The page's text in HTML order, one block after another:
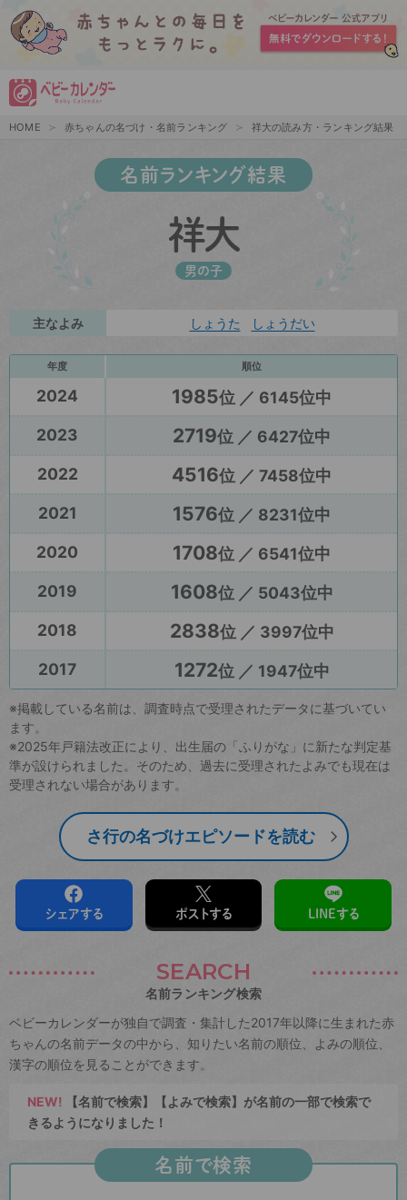
HOME 赤ちゃんの名づけ・名前ランキング 祥大の読み方・ランキング結果
名前ランキング結果
祥大
男の子
主なよみ しょうた しょうだい
年度 順位
2024 1985位 ／ 6145位中
2023
2719位 ／ 6427位中
2022
4516位 ／ 7458位中
2021
1576位 ／ 8231位中
2020
1708位 ／ 6541位中
2019
1608位 ／ 5043位中
2018
2838位 ／ 3997位中
2017
1272位 ／ 1947位中
※掲載している名前は、調査時点で受理されたデータに基づいてい
ます。
※2025年戸籍法改正により、出生届の「ふりがな」に新たな判定基
準が設けられました。そのため、過去に受理されたよみでも現在は
受理されない場合があります。
さ行の名づけエピソードを読む
シェアする ポストする LINEする
SEARCH
名前ランキング検索
ベビーカレンダーが独自で調査・集計した2017年以降に生まれた赤
ちゃんの名前データの中から、知りたい名前の順位、よみの順位、
漢字の順位を見ることができます。
NEW! 【名前で検索】【よみで検索】が名前の一部で検索で
きるようになりました！
名前で検索